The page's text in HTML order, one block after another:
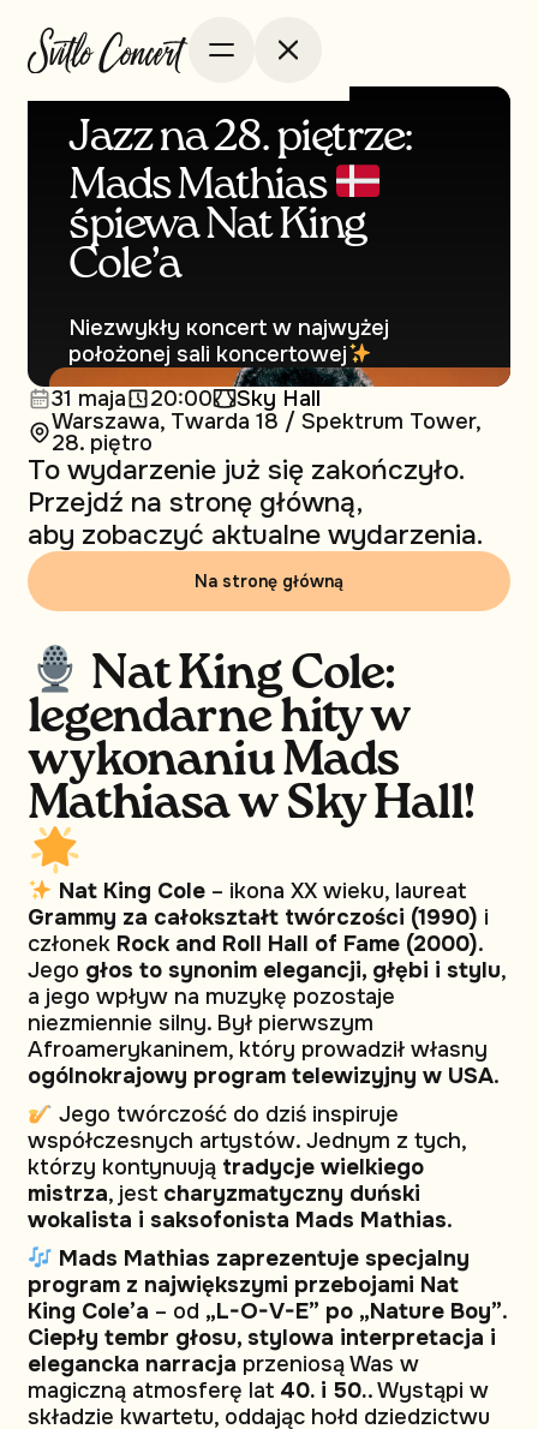
Jazz na 28. piętrze:
Mads Mathias
śpiewa Nat King
Cole’a
Niezwykły кoncert w najwyżej
położonej sali koncertowej
31 maja
20:00 Sky Hall
Warszawa, Twarda 18 / Spektrum Tower,
28. piętro
To wydarzenie już się zakończyło.
Przejdź na stronę główną,
aby zobaczyć aktualne wydarzenia.
Na stronę główną
Nat King Cole:
legendarne hity w
wykonaniu Mads
Mathiasa w Sky Hall!
Nat King Cole– ikona XX wieku, laureat
Grammy za całokształt twórczości (1990) i
członek Rock and Roll Hall of Fame (2000).
Jego głos to synonim elegancji, głębi i stylu,
a jego wpływ na muzykę pozostaje
niezmiennie silny. Był pierwszym
Afroamerykaninem, który prowadził własny
ogólnokrajowy program telewizyjny w USA.
Jego twórczość do dziś inspiruje
współczesnych artystów. Jednym z tych,
którzy kontynuują tradycje wielkiego
mistrza, jest charyzmatyczny duński
wokalista i saksofonista Mads Mathias.
Mads Mathias zaprezentuje specjalny
program z największymi przebojami Nat
King Cole’a – od „L-O-V-E” po „Nature Boy”.
Ciepły tembr głosu, stylowa interpretacja i
elegancka narracja przeniosą Was w
magiczną atmosferę lat 40. i 50.. Wystąpi w
składzie kwartetu, oddając hołd dziedzictwu